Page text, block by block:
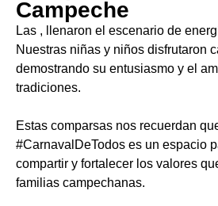
Campeche
Las , llenaron el escenario de
Nuestras niñas y niños disfrutaron
demostrando su entusiasmo y el
tradiciones.
Estas comparsas nos recuerdan
#CarnavalDeTodos es un espacio
compartir y fortalecer los valores
familias campechanas.